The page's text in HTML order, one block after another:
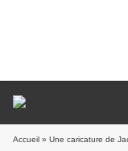
Accueil » Une caricature de